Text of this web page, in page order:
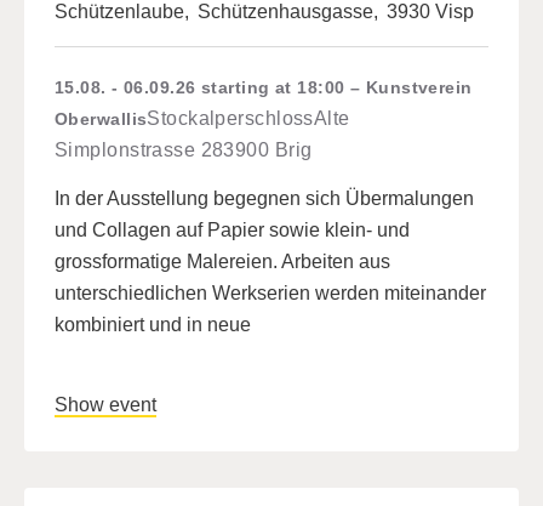
Schützenlaube, Schützenhausgasse, 3930 Visp
15.08. - 06.09.26 starting at 18:00
Kunstverein
OberwallisStockalperschlossAlte
Simplonstrasse 283900 Brig
In der Ausstellung begegnen sich Übermalungen
und Collagen auf Papier sowie klein- und
grossformatige Malereien. Arbeiten aus
unterschiedlichen Werkserien werden miteinander
kombiniert und in neue
Show event